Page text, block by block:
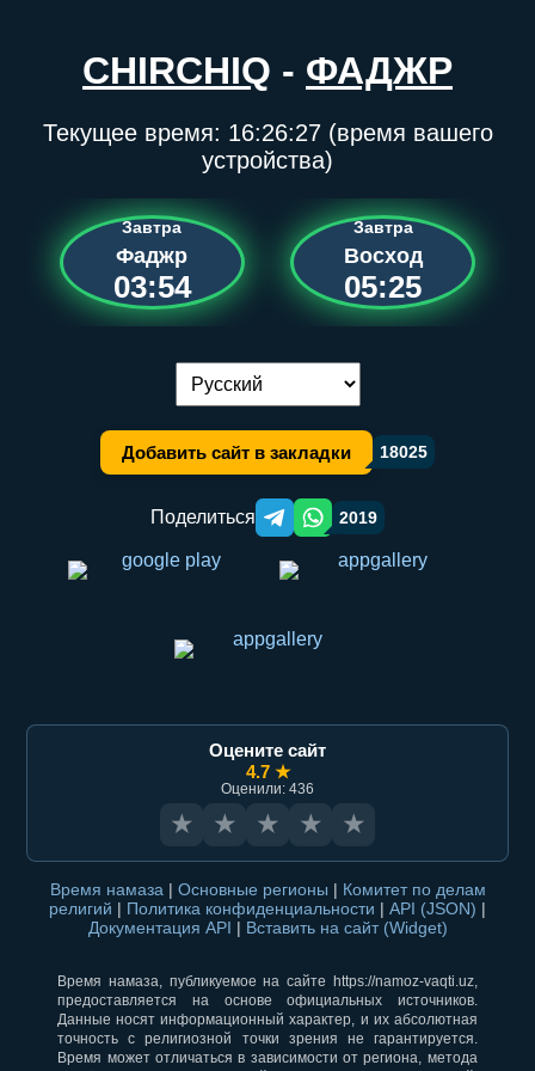
CHIRCHIQ - ФАДЖР
Текущее время: 16:26:27(время вашего
устройства)
Завтра
Фаджр
03:54
Завтра
Восход
05:25
Переключение языка:
Добавить сайт в закладки 18025
Поделиться Telegram orqali ulashish
WhatsApp orqali ulashish
2019
Оцените сайт
4.7 ★
Оценили: 436
★ ★ ★ ★ ★
Время намаза | Основные регионы | Комитет по делам
религий | Политика конфиденциальности | API (JSON) |
Документация API | Вставить на сайт (Widget)
Время намаза, публикуемое на сайте https://namoz-vaqti.uz,
предоставляется на основе официальных источников.
Данные носят информационный характер, и их абсолютная
точность с религиозной точки зрения не гарантируется.
Время может отличаться в зависимости от региона, метода